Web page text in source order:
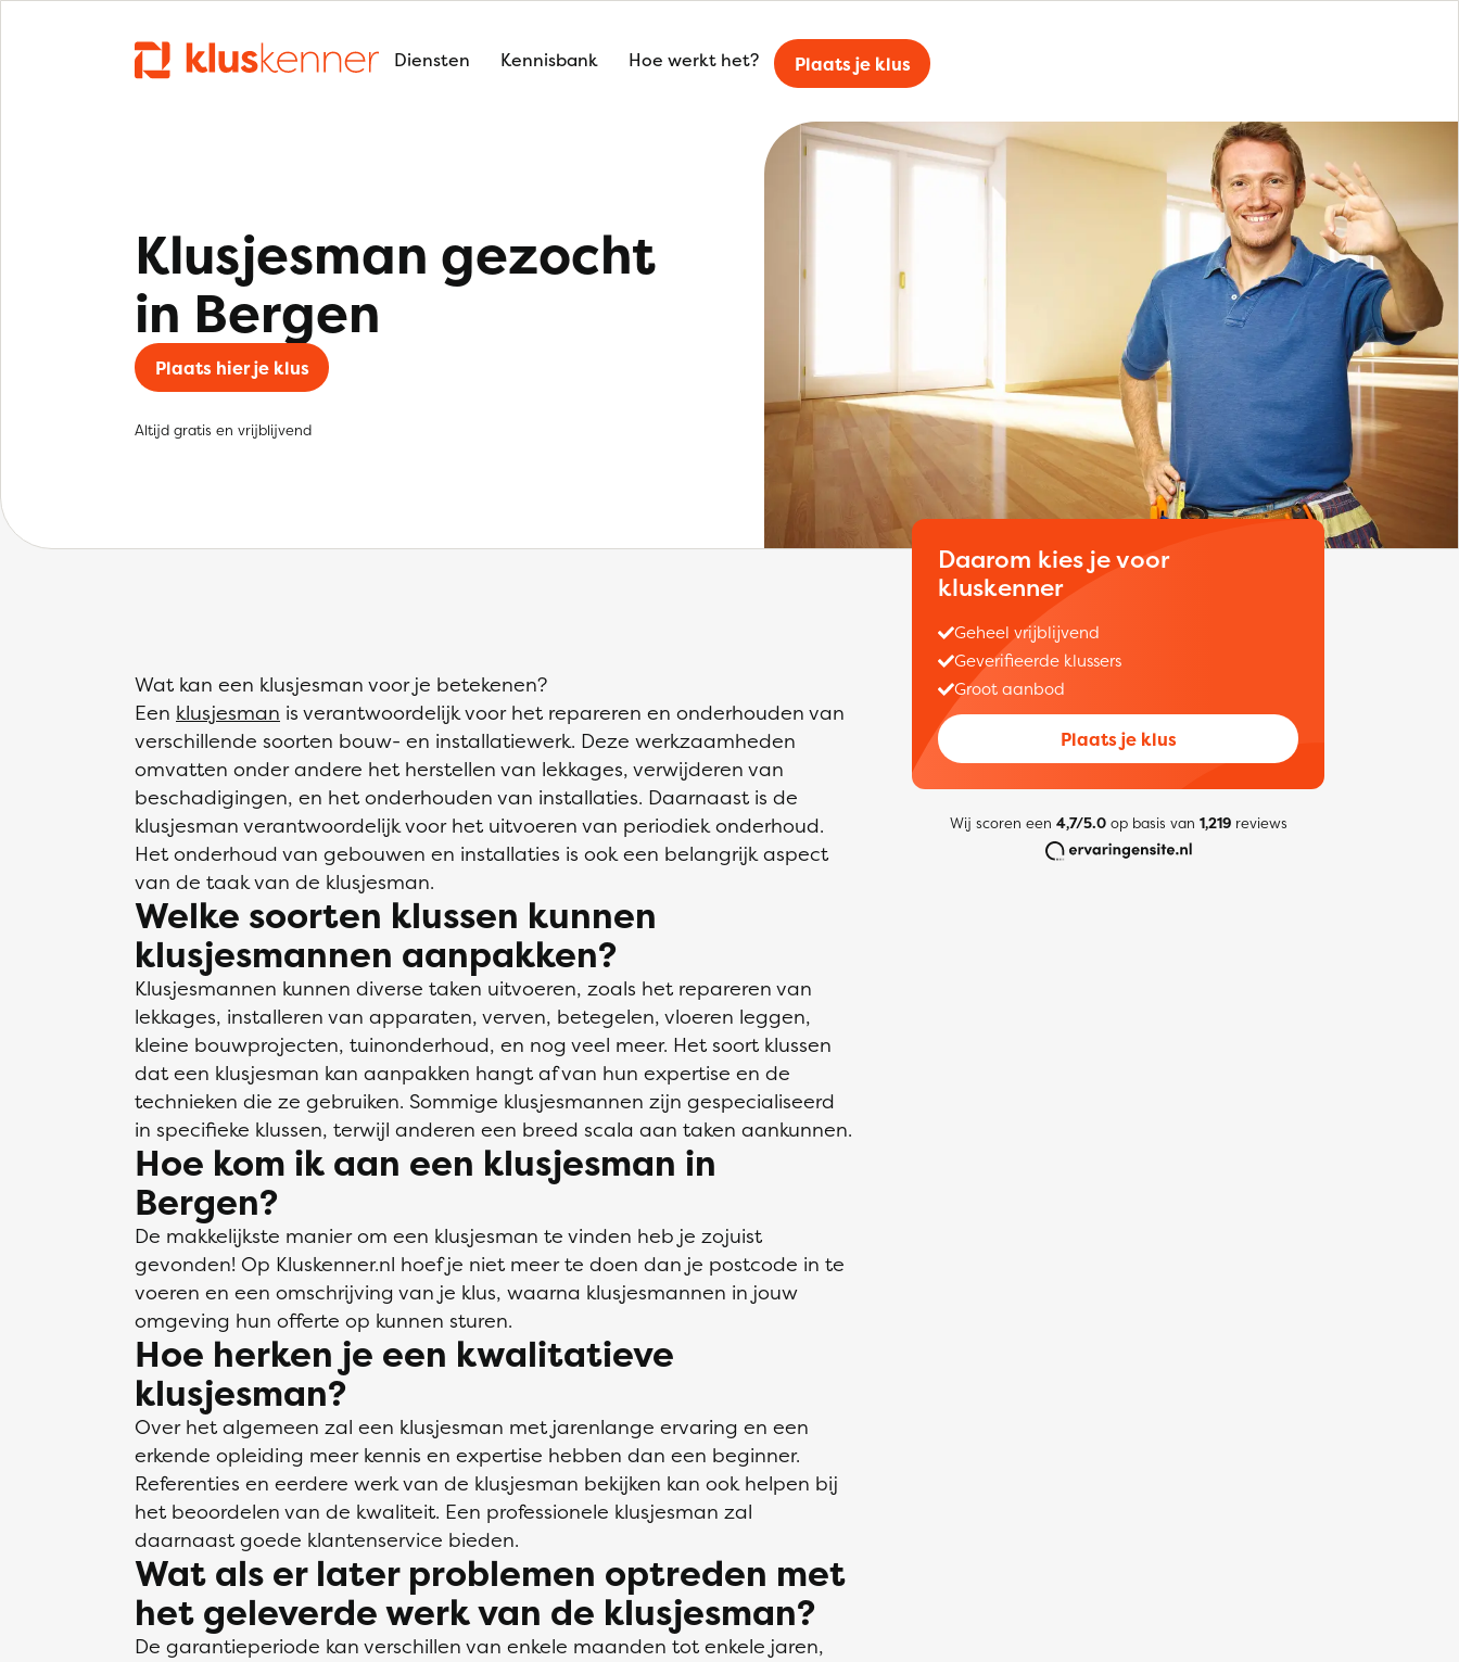
Diensten Kennisbank Hoe werkt het? Plaats je klus
Klusjesman gezocht
in Bergen
Plaats hier je klus
Altijd gratis en vrijblijvend
Wat kan een klusjesman voor je betekenen?
Een klusjesman is verantwoordelijk voor het repareren en onderhouden van
verschillende soorten bouw- en installatiewerk. Deze werkzaamheden
omvatten onder andere het herstellen van lekkages, verwijderen van
beschadigingen, en het onderhouden van installaties. Daarnaast is de
klusjesman verantwoordelijk voor het uitvoeren van periodiek onderhoud.
Het onderhoud van gebouwen en installaties is ook een belangrijk aspect
van de taak van de klusjesman.
Welke soorten klussen kunnen
klusjesmannen aanpakken?
Klusjesmannen kunnen diverse taken uitvoeren, zoals het repareren van
lekkages, installeren van apparaten, verven, betegelen, vloeren leggen,
kleine bouwprojecten, tuinonderhoud, en nog veel meer. Het soort klussen
dat een klusjesman kan aanpakken hangt af van hun expertise en de
technieken die ze gebruiken. Sommige klusjesmannen zijn gespecialiseerd
in specifieke klussen, terwijl anderen een breed scala aan taken aankunnen.
Hoe kom ik aan een klusjesman in
Bergen?
De makkelijkste manier om een klusjesman te vinden heb je zojuist
gevonden! Op Kluskenner.nl hoef je niet meer te doen dan je postcode in te
voeren en een omschrijving van je klus, waarna klusjesmannen in jouw
omgeving hun offerte op kunnen sturen.
Hoe herken je een kwalitatieve
klusjesman?
Over het algemeen zal een klusjesman met jarenlange ervaring en een
erkende opleiding meer kennis en expertise hebben dan een beginner.
Referenties en eerdere werk van de klusjesman bekijken kan ook helpen bij
het beoordelen van de kwaliteit. Een professionele klusjesman zal
daarnaast goede klantenservice bieden.
Wat als er later problemen optreden met
het geleverde werk van de klusjesman?
De garantieperiode kan verschillen van enkele maanden tot enkele jaren,
Daarom kies je voor
kluskenner
Geheel vrijblijvend
Geverifieerde klussers
Groot aanbod
Plaats je klus
Wij scoren een 4,7/5.0op basis van 1,219reviews